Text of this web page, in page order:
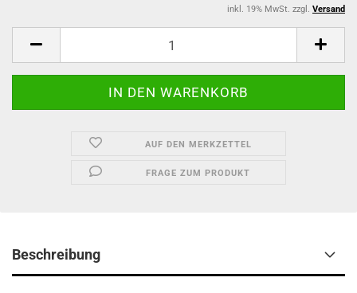
inkl. 19% MwSt. zzgl. Versand
AUF DEN MERKZETTEL
FRAGE ZUM PRODUKT
Beschreibung